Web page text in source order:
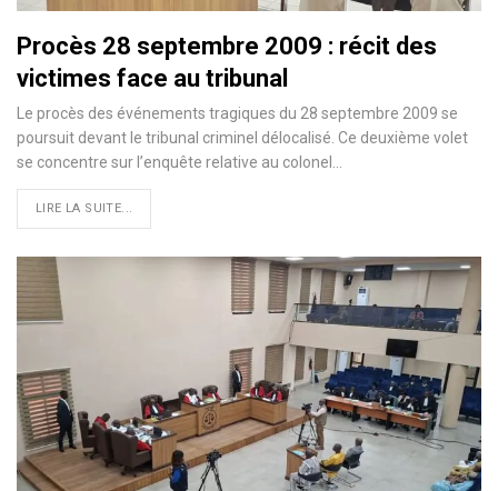
Procès 28 septembre 2009 : récit des
victimes face au tribunal
Le procès des événements tragiques du 28 septembre 2009 se
poursuit devant le tribunal criminel délocalisé. Ce deuxième volet
se concentre sur l’enquête relative au colonel…
LIRE LA SUITE...